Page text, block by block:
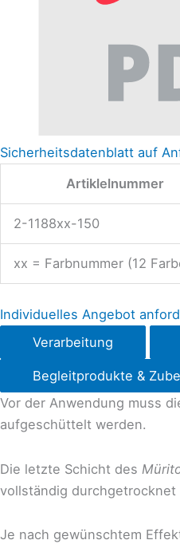
Sicherheitsdatenblatt auf
Artiklelnummer
2-1188xx-150
xx = Farbnummer (12
Individuelles Angebot
Verarbeitung
Begleitprodukte &
Vor der Anwendung muss
aufgeschüttelt werden.
Die letzte Schicht des
vollständig durchgetrocknet
Je nach gewünschtem